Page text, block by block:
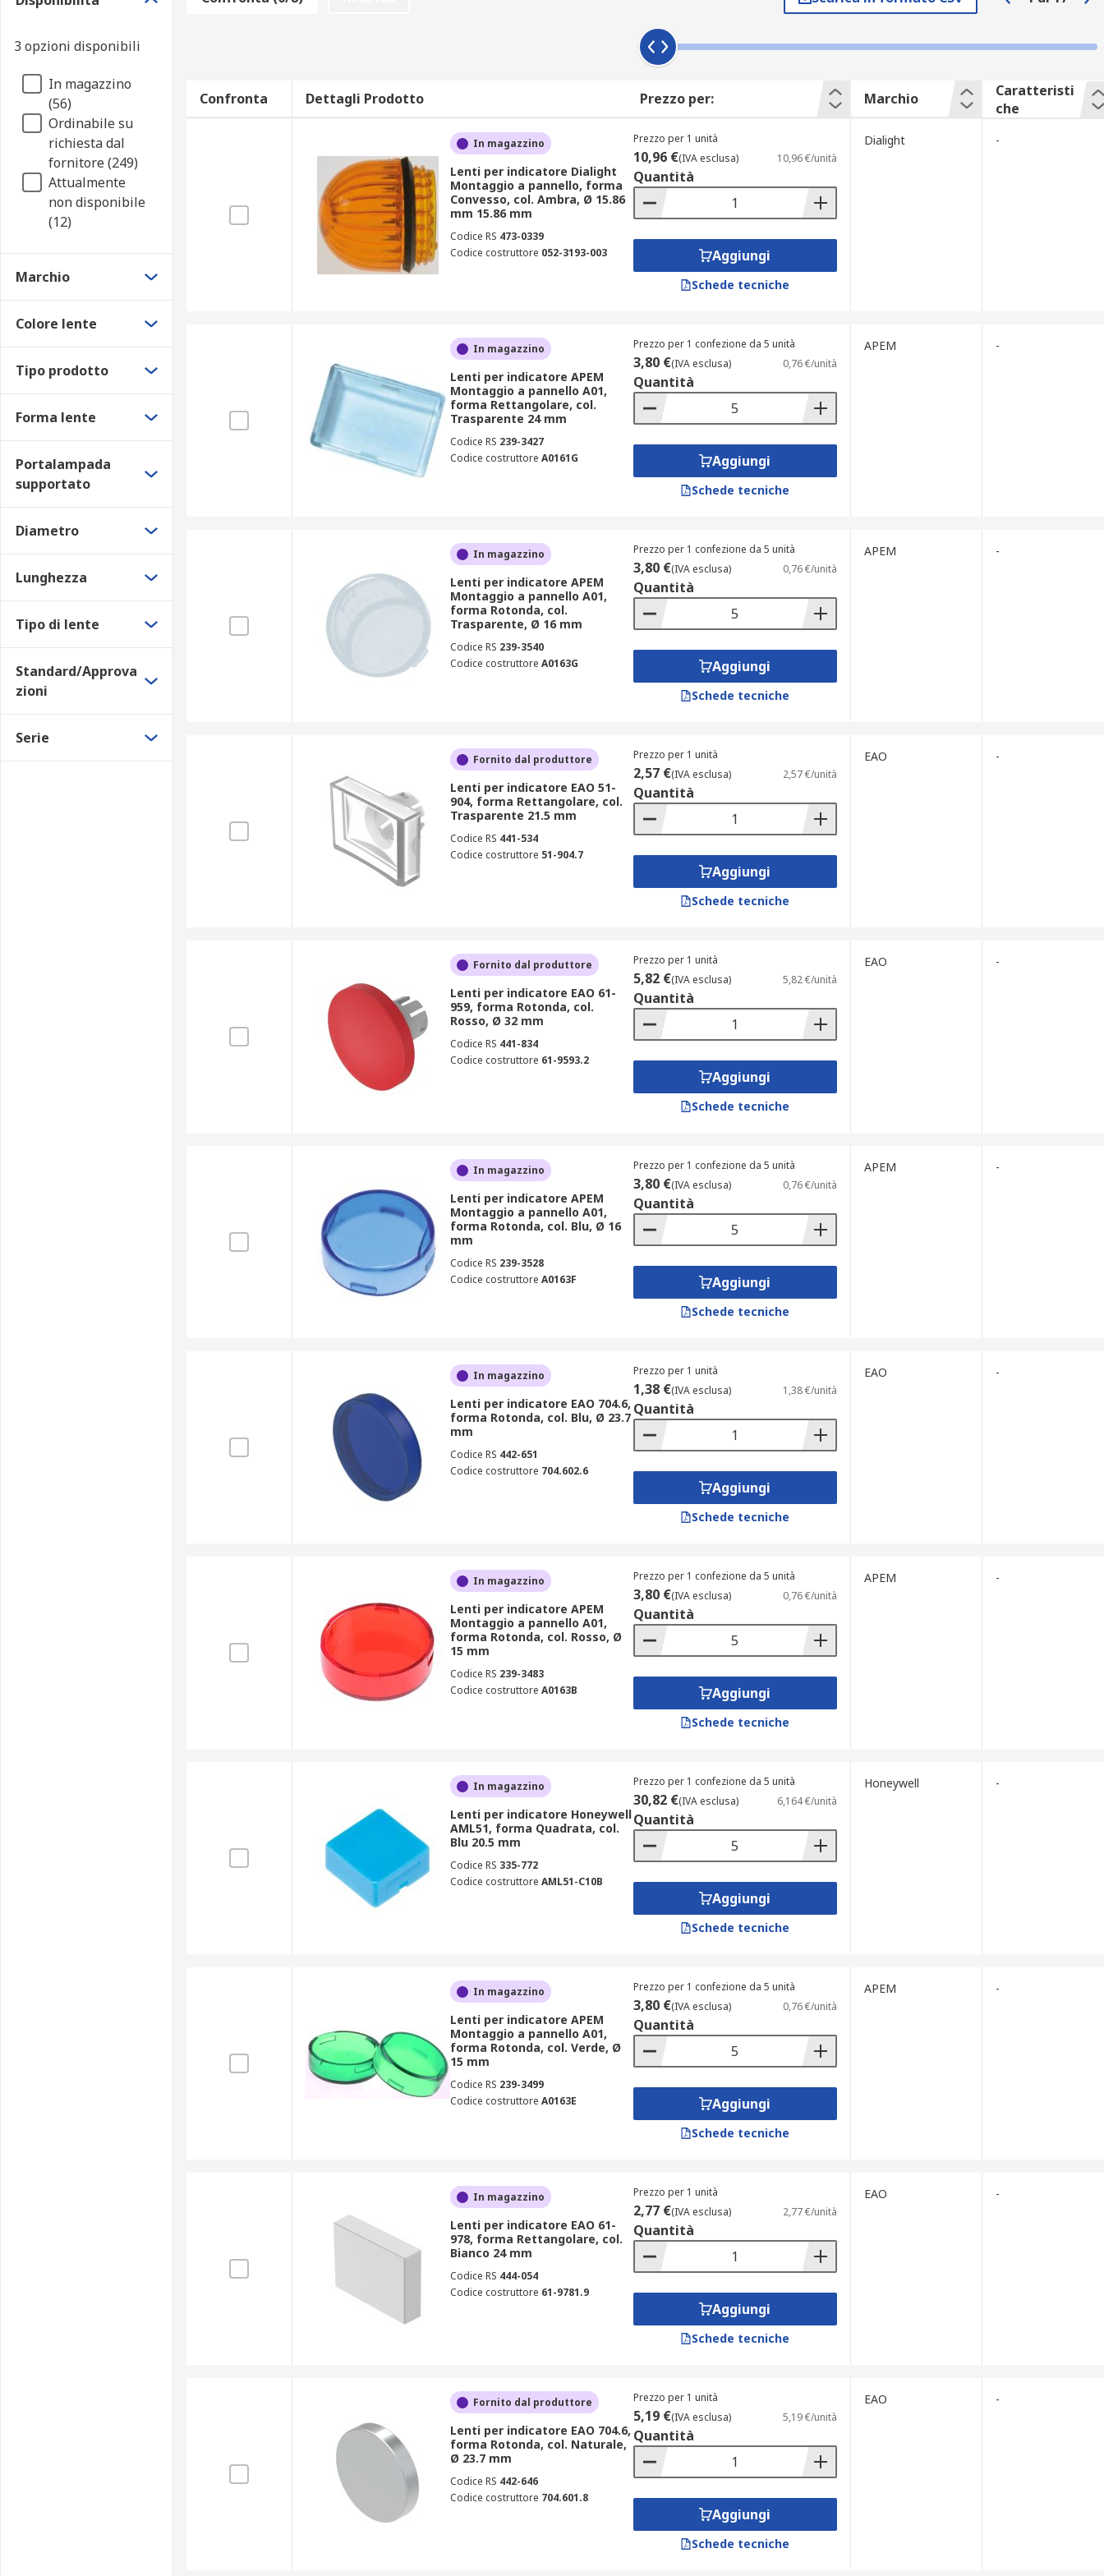
3 opzioni disponibili
In magazzino
(56)
Ordinabile su
richiesta dal
fornitore (249)
Attualmente
non disponibile
(12)
Marchio
Colore lente
Tipo prodotto
Forma lente
Portalampada
supportato
Diametro
Lunghezza
Tipo di lente
Standard/Approva
zioni
Serie
Confronta Dettagli Prodotto Prezzo per: Marchio
Caratteristi
che
In magazzino
Lenti per indicatore Dialight
Montaggio a pannello, forma
Convesso, col. Ambra, Ø 15.86
mm 15.86 mm
Codice RS 473-0339
Codice costruttore 052-3193-003
Prezzo per 1 unità
10,96 €(IVA esclusa) 10,96 €/unità
Quantità
Aggiungi
Schede tecniche
Dialight -
In magazzino
Lenti per indicatore APEM
Montaggio a pannello A01,
forma Rettangolare, col.
Trasparente 24 mm
Codice RS 239-3427
Codice costruttore A0161G
Prezzo per 1 confezione da 5 unità
3,80 €(IVA esclusa) 0,76 €/unità
Quantità
Aggiungi
Schede tecniche
APEM -
In magazzino
Lenti per indicatore APEM
Montaggio a pannello A01,
forma Rotonda, col.
Trasparente, Ø 16 mm
Codice RS 239-3540
Codice costruttore A0163G
Prezzo per 1 confezione da 5 unità
3,80 €(IVA esclusa) 0,76 €/unità
Quantità
Aggiungi
Schede tecniche
APEM -
Fornito dal produttore
Lenti per indicatore EAO 51-
904, forma Rettangolare, col.
Trasparente 21.5 mm
Codice RS 441-534
Codice costruttore 51-904.7
Prezzo per 1 unità
2,57 €(IVA esclusa) 2,57 €/unità
Quantità
Aggiungi
Schede tecniche
EAO -
Fornito dal produttore
Lenti per indicatore EAO 61-
959, forma Rotonda, col.
Rosso, Ø 32 mm
Codice RS 441-834
Codice costruttore 61-9593.2
Prezzo per 1 unità
5,82 €(IVA esclusa) 5,82 €/unità
Quantità
Aggiungi
Schede tecniche
EAO -
In magazzino
Lenti per indicatore APEM
Montaggio a pannello A01,
forma Rotonda, col. Blu, Ø 16
mm
Codice RS 239-3528
Codice costruttore A0163F
Prezzo per 1 confezione da 5 unità
3,80 €(IVA esclusa) 0,76 €/unità
Quantità
Aggiungi
Schede tecniche
APEM -
In magazzino
Lenti per indicatore EAO 704.6,
forma Rotonda, col. Blu, Ø 23.7
mm
Codice RS 442-651
Codice costruttore 704.602.6
Prezzo per 1 unità
1,38 €(IVA esclusa) 1,38 €/unità
Quantità
Aggiungi
Schede tecniche
EAO -
In magazzino
Lenti per indicatore APEM
Montaggio a pannello A01,
forma Rotonda, col. Rosso, Ø
15 mm
Codice RS 239-3483
Codice costruttore A0163B
Prezzo per 1 confezione da 5 unità
3,80 €(IVA esclusa) 0,76 €/unità
Quantità
Aggiungi
Schede tecniche
APEM -
In magazzino
Lenti per indicatore Honeywell
AML51, forma Quadrata, col.
Blu 20.5 mm
Codice RS 335-772
Codice costruttore AML51-C10B
Prezzo per 1 confezione da 5 unità
30,82 €(IVA esclusa) 6,164 €/unità
Quantità
Aggiungi
Schede tecniche
Honeywell -
In magazzino
Lenti per indicatore APEM
Montaggio a pannello A01,
forma Rotonda, col. Verde, Ø
15 mm
Codice RS 239-3499
Codice costruttore A0163E
Prezzo per 1 confezione da 5 unità
3,80 €(IVA esclusa) 0,76 €/unità
Quantità
Aggiungi
Schede tecniche
APEM -
In magazzino
Lenti per indicatore EAO 61-
978, forma Rettangolare, col.
Bianco 24 mm
Codice RS 444-054
Codice costruttore 61-9781.9
Prezzo per 1 unità
2,77 €(IVA esclusa) 2,77 €/unità
Quantità
Aggiungi
Schede tecniche
EAO -
Fornito dal produttore
Lenti per indicatore EAO 704.6,
forma Rotonda, col. Naturale,
Ø 23.7 mm
Codice RS 442-646
Codice costruttore 704.601.8
Prezzo per 1 unità
5,19 €(IVA esclusa) 5,19 €/unità
Quantità
Aggiungi
Schede tecniche
EAO -